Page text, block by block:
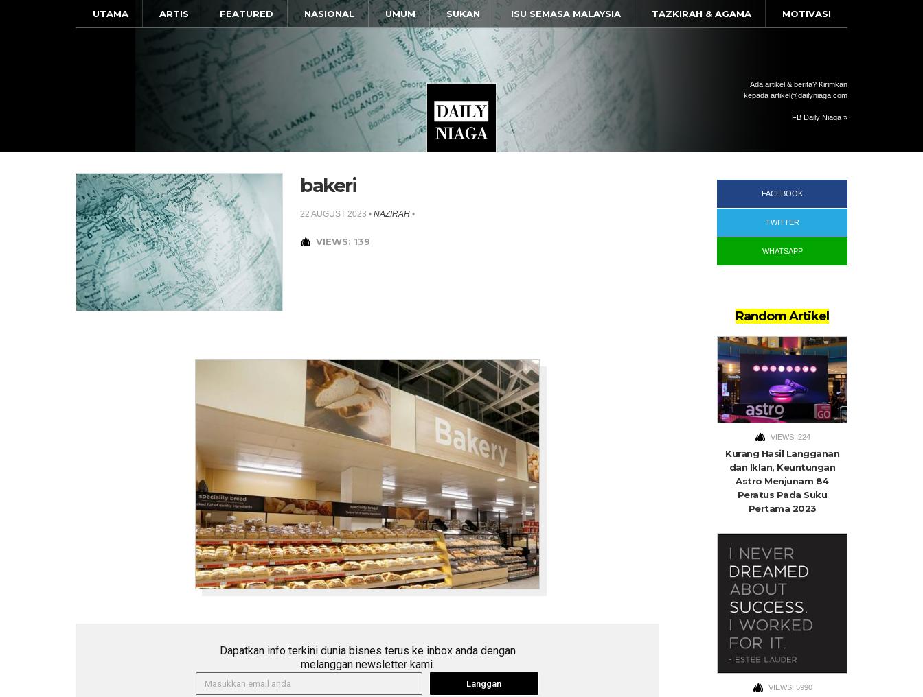
UTAMA ARTIS FEATURED NASIONAL UMUM SUKAN ISU SEMASA MALAYSIA TAZKIRAH & AGAMA MOTIVASI
Ada artikel & berita? Kirimkan
kepada artikel@dailyniaga.com
FB Daily Niaga »
bakeri
22 AUGUST 2023 • NAZIRAH •
VIEWS: 139
Dapatkan info terkini dunia bisnes terus ke inbox anda dengan
melanggan newsletter kami.
Langgan
FACEBOOK
TWITTER
WHATSAPP
Random Artikel
VIEWS: 224
Kurang Hasil Langganan
dan Iklan, Keuntungan
Astro Menjunam 84
Peratus Pada Suku
Pertama 2023
VIEWS: 5990